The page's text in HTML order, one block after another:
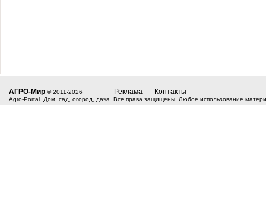
АГРО-Мир © 2011-2026 Реклама Контакты
Agro-Portal. Дом, сад, огород, дача. Все права защищены. Любое использование